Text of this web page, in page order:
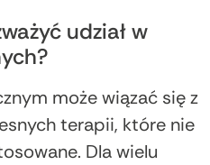
udział w
może wiązać się z
terapii, które nie
Dla wielu